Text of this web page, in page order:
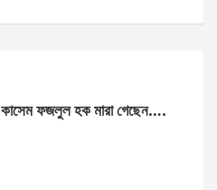
ফজলুল হক মারা গেছেন….